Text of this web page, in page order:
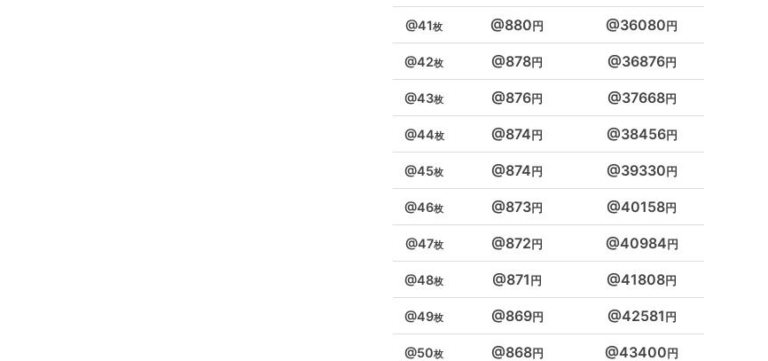
41 880 36080
42 878 36876
43 876 37668
44 874 38456
45 874 39330
46 873 40158
47 872 40984
48 871 41808
49 869 42581
50 868 43400